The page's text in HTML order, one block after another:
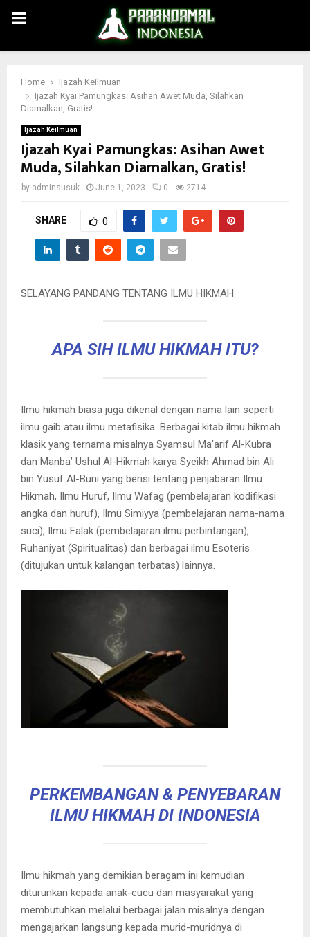
PRIMARY
MENU
Home
Ijazah Keilmuan
Ijazah Kyai Pamungkas: Asihan Awet Muda, Silahkan
Diamalkan, Gratis!
Ijazah Keilmuan
Ijazah Kyai Pamungkas: Asihan Awet
Muda, Silahkan Diamalkan, Gratis!
by adminsusuk June 1, 2023 0 2714
SHARE 0
SELAYANG PANDANG TENTANG ILMU HIKMAH
APA SIH ILMU HIKMAH ITU?
Ilmu hikmah biasa juga dikenal dengan nama lain seperti
ilmu gaib atau ilmu metafisika. Berbagai kitab ilmu hikmah
klasik yang ternama misalnya Syamsul Ma’arif Al-Kubra
dan Manba’ Ushul Al-Hikmah karya Syeikh Ahmad bin Ali
bin Yusuf Al-Buni yang berisi tentang penjabaran Ilmu
Hikmah, Ilmu Huruf, Ilmu Wafag (pembelajaran kodifikasi
angka dan huruf), Ilmu Simiyya (pembelajaran nama-nama
suci), Ilmu Falak (pembelajaran ilmu perbintangan),
Ruhaniyat (Spiritualitas) dan berbagai ilmu Esoteris
(ditujukan untuk kalangan terbatas) lainnya.
PERKEMBANGAN & PENYEBARAN
ILMU HIKMAH DI INDONESIA
Ilmu hikmah yang demikian beragam ini kemudian
diturunkan kepada anak-cucu dan masyarakat yang
membutuhkan melalui berbagai jalan misalnya dengan
mengajarkan langsung kepada murid-muridnya di